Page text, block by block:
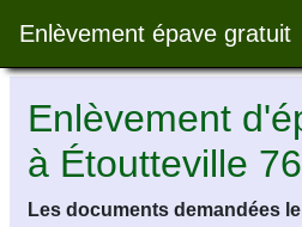
Enlèvement épave gratuit
Enlèvement
à Étoutteville
Les documents demandées